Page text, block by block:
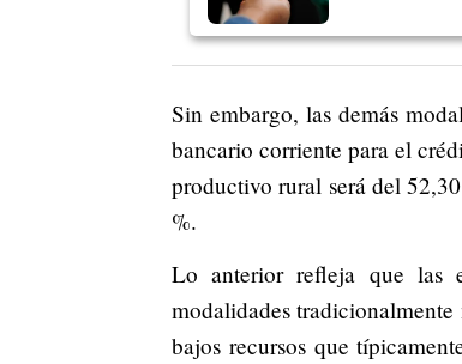
Sin embargo, las demás
bancario corriente para el
productivo rural será del
%.
Lo anterior refleja que las
modalidades
bajos recursos que